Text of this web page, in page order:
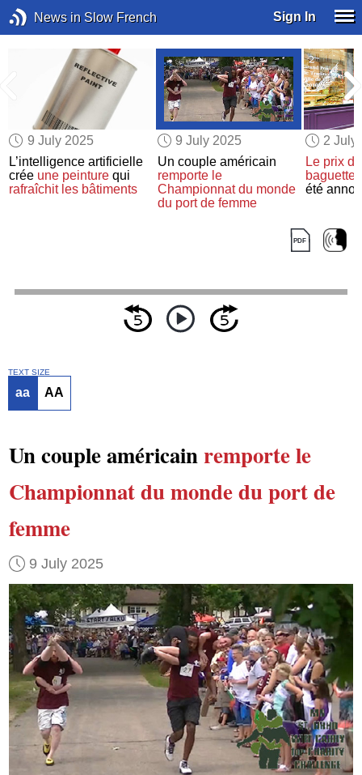
News in Slow French Sign In
9 July 2025
L’intelligence artificielle
crée une peinture qui
rafraîchit les bâtiments
9 July 2025
Un couple américain
remporte le
Championnat du monde
du port de femme
2 July
Le prix
baguette
été
TEXT SIZE
aa AA
Un couple américainremportele
Championnat du monde du port de
femme
9 July 2025